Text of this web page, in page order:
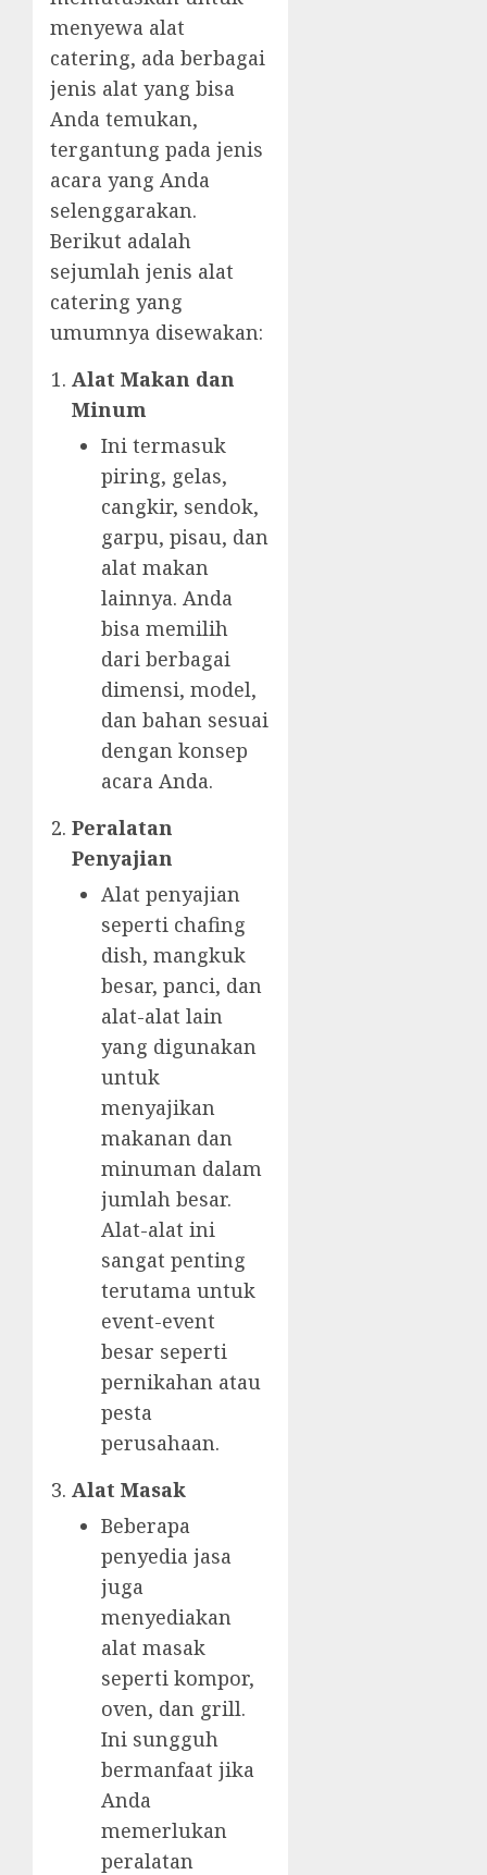
menyewa alat
catering, ada berbagai
jenis alat yang bisa
Anda temukan,
tergantung pada jenis
acara yang Anda
selenggarakan.
Berikut adalah
sejumlah jenis alat
catering yang
umumnya disewakan:
Alat Makan dan
Minum
Ini termasuk
piring, gelas,
cangkir, sendok,
garpu, pisau, dan
alat makan
lainnya. Anda
bisa memilih
dari berbagai
dimensi, model,
dan bahan sesuai
dengan konsep
acara Anda.
Peralatan
Penyajian
Alat penyajian
seperti chafing
dish, mangkuk
besar, panci, dan
alat-alat lain
yang digunakan
untuk
menyajikan
makanan dan
minuman dalam
jumlah besar.
Alat-alat ini
sangat penting
terutama untuk
event-event
besar seperti
pernikahan atau
pesta
perusahaan.
Alat Masak
Beberapa
penyedia jasa
juga
menyediakan
alat masak
seperti kompor,
oven, dan grill.
Ini sungguh
bermanfaat jika
Anda
memerlukan
peralatan